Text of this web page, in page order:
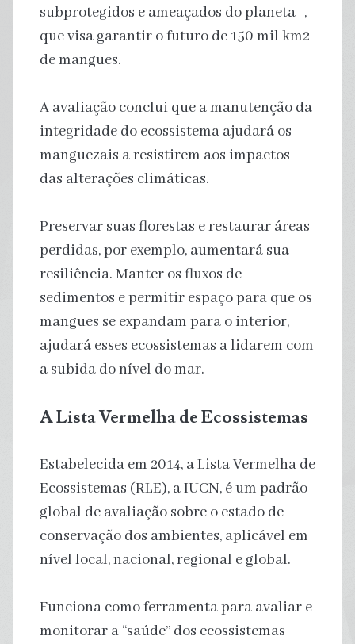
subprotegidos e ameaçados do planeta -,
que visa garantir o futuro de 150 mil km2
de mangues.
A avaliação conclui que a manutenção da
integridade do ecossistema ajudará os
manguezais a resistirem aos impactos
das alterações climáticas.
Preservar suas florestas e restaurar áreas
perdidas, por exemplo, aumentará sua
resiliência. Manter os fluxos de
sedimentos e permitir espaço para que os
mangues se expandam para o interior,
ajudará esses ecossistemas a lidarem com
a subida do nível do mar.
A Lista Vermelha de Ecossistemas
Estabelecida em 2014, a Lista Vermelha de
Ecossistemas (RLE), a IUCN, é um padrão
global de avaliação sobre o estado de
conservação dos ambientes, aplicável em
nível local, nacional, regional e global.
Funciona como ferramenta para avaliar e
monitorar a “saúde” dos ecossistemas